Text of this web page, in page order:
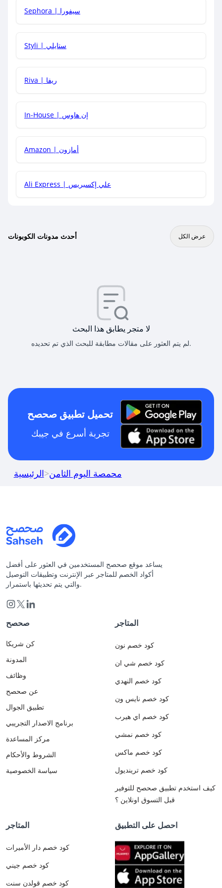
هل يمكنني جمع كود خصم مع العروض الأخرى؟
Sephora | سيفورا
Styli | ستايلي
Riva | ريفا
In-House | إن هاوس
Amazon | أمازون
Ali Express | علي إكسبريس
أحدث مدونات الكوبونات عرض الكل
لا متجر يطابق هذا البحث
لم يتم العثور على مقالات مطابقة للبحث الذي تم تحديده.
تحميل تطبيق صحصح
تجربة أسرع في جيبك
الرئيسية>محمصة اليوم الثامن
يساعد موقع صحصح المستخدمين في العثور على أفضل
أكواد الخصم للمتاجر عبر الإنترنت وتطبيقات التوصيل
والتي يتم تحديثها باستمرار.
صحصح
كن شريكا
المدونة
وظائف
عن صحصح
تطبيق الجوال
برنامج الاصدار التجريبي
مركز المساعدة
الشروط والأحكام
سياسة الخصوصية
المتاجر
كود خصم نون
كود خصم شي ان
كود خصم النهدي
كود خصم نايس ون
كود خصم اي هيرب
كود خصم نمشي
كود خصم ماكس
كود خصم ترينديول
كيف استخدم تطبيق صحصح للتوفير
قبل التسوق اونلاين ؟
المتاجر
كود خصم دار الأميرات
كود خصم جيني
كود خصم قولدن سنت
احصل على التطبيق